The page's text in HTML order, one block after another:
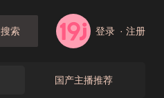
搜索 登录 · 注册
国产主播推荐